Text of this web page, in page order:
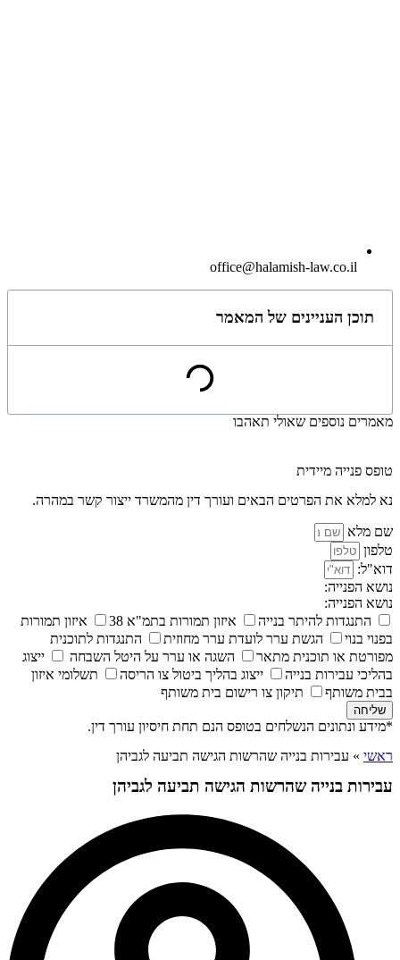
office@halamish-law.co.il
תוכן העניינים של המאמר
מאמרים נוספים שאולי תאהבו
טופס פנייה מיידית
נא למלא את הפרטים הבאים ועורך דין מהמשרד ייצור קשר במהרה.
שם מלא
טלפון
דוא"ל:
נושא הפנייה:
נושא הפנייה:
התנגדות להיתר בנייה
איזון תמורות בתמ"א 38
איזון תמורות
בפנוי בנוי
הגשת ערר לועדת ערר מחוזית
התנגדות לתוכנית
מפורטת או תוכנית מתאר
השגה או ערר על היטל השבחה
ייצוג
בהליכי עבירות בנייה
ייצוג בהליך ביטול צו הריסה
תשלומי איזון
בבית משותף
תיקון צו רישום בית משותף
שליחה
*מידע ונתונים הנשלחים בטופס הנם תחת חיסיון עורך דין.
ראשי » עבירות בנייה שהרשות הגישה תביעה לגביהן
עבירות בנייה שהרשות הגישה תביעה לגביהן